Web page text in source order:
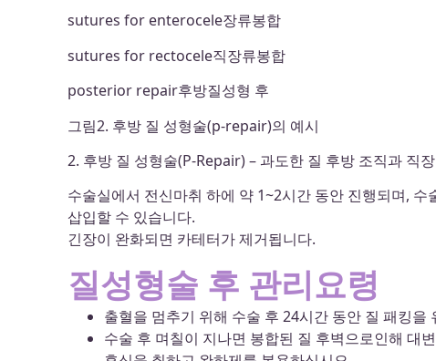
sutures for enterocele장류봉합
sutures for rectocele직장류봉합
posterior repair후방질성형 후
그림2. 후방 질 성형술(p-repair)의 예시
2. 후방 질 성형술(P-Repair) – 과도한 질 후방 조직과 직
수술실에서 전신마취 하에 약 1~2시간 동안 진행되며,
삽입할 수 있습니다.
긴장이 완화되면 카테터가 제거됩니다.
질성형술 후 관리요령
출혈을 멈추기 위해 수술 후 24시간 동안 질 패킹을
수술 후 며칠이 지나면 봉합된 질 후벽으로인해 대